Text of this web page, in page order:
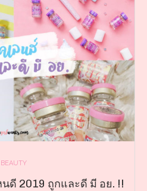
BEAUTY
ดี 2019 ถูกและดี มี อย. !!